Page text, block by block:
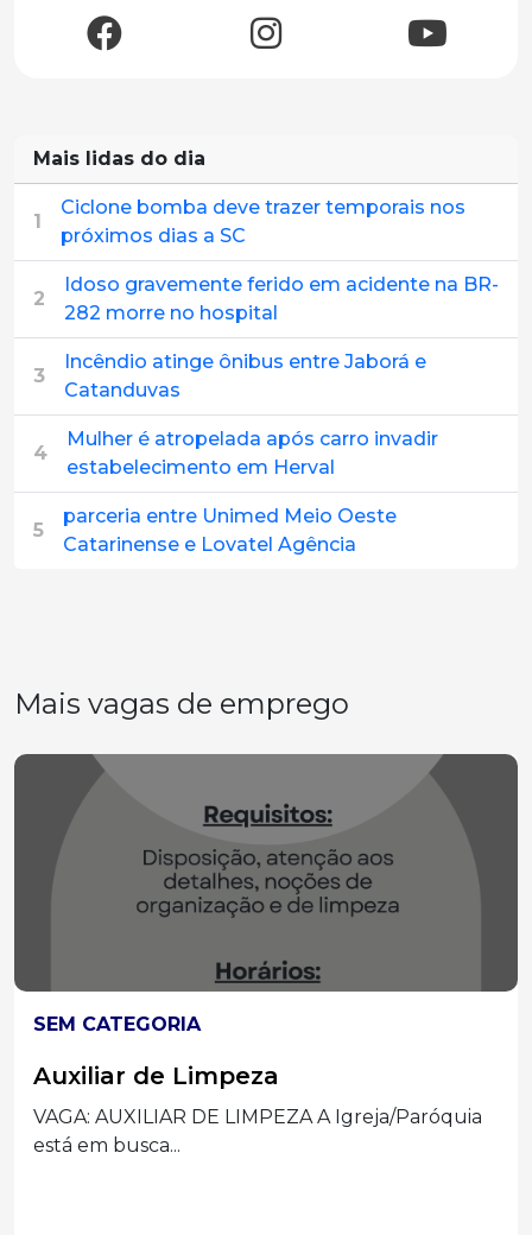
Mais lidas do dia
1
Ciclone bomba deve trazer temporais nos
próximos dias a SC
2
Idoso gravemente ferido em acidente na BR-
282 morre no hospital
3
Incêndio atinge ônibus entre Jaborá e
Catanduvas
4
Mulher é atropelada após carro invadir
estabelecimento em Herval
5
parceria entre Unimed Meio Oeste
Catarinense e Lovatel Agência
Mais vagas de emprego
SEM CATEGORIA
Auxiliar de Limpeza
VAGA: AUXILIAR DE LIMPEZA A Igreja/Paróquia
está em busca...